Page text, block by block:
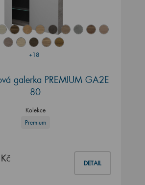
+18
galerka PREMIUM GA2E
80
Kolekce
Premium
DETAIL